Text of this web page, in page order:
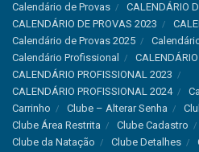
Calendário de Provas
CALENDÁRIO
CALENDÁRIO DE PROVAS 2023
Calendário de Provas 2025
Calendário Profissional
CALENDÁRIO PROFISSIONAL 2023
CALENDÁRIO PROFISSIONAL 2024
Carrinho
Clube – Alterar Senha
Clube Área Restrita
Clube Cadastro
Clube da Natação
Clube Detalhes